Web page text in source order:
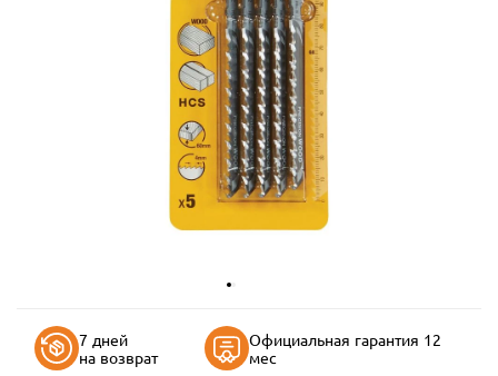
7 дней
на возврат
Официальная гарантия 12
мес